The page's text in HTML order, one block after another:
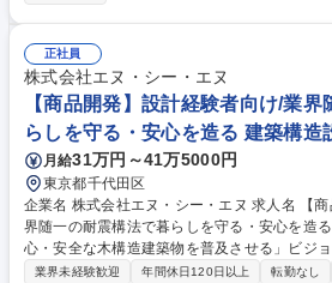
案件増加による増員募集 【仕事スタイル】案
しますので、個人に過度な負担が掛らない組
効率化が図れています。 【設計実績】函館湯
トリゾート、プラウド船橋本町通り、キャン
ホテルかずさや 他 ■設計事例掲載先■：
ments/ 募集職種 【神田/意匠設計】ベテラン歓迎/手触りや温もり表現の設
計追求/月残業10～25H
正社員
株式会社エヌ・シー・エヌ
【商品開発】設計経験者向け/業
らしを守る・安心を造る 建築構造
月給31万円～41万5000円
東京都千代田区
企業名 株式会社エヌ・シー・エヌ 求人名 【商品開発】設計経験者向け/業
界随一の耐震構法で暮らしを守る・安心を造る 仕事の内容 「日本に
心・安全な木構造建築物を普及させる」ビジ
高い耐震性能を誇るSE構法を活用し、デザイ
業界未経験歓迎 年間休日120日以上 転勤なし